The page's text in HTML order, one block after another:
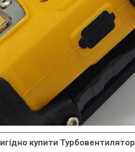
купити Турбовентилятор